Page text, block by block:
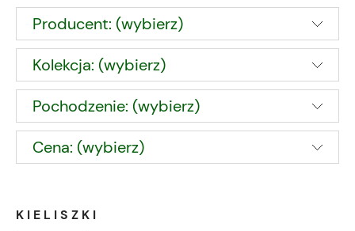
Producent: (wybierz)
Kolekcja: (wybierz)
Pochodzenie: (wybierz)
Cena: (wybierz)
KIELISZKI